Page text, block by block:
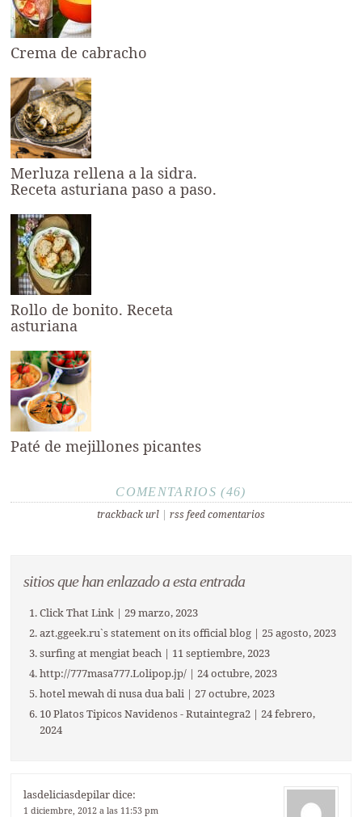
Crema de cabracho
Merluza rellena a la sidra.
Receta asturiana paso a paso.
Rollo de bonito. Receta
asturiana
Paté de mejillones picantes
COMENTARIOS (46)
trackback url| rss feed comentarios
sitios que han enlazado a esta entrada
Click That Link | 29 marzo, 2023
azt.ggeek.ru`s statement on its official blog | 25 agosto, 2023
surfing at mengiat beach | 11 septiembre, 2023
http://777masa777.Lolipop.jp/ | 24 octubre, 2023
hotel mewah di nusa dua bali | 27 octubre, 2023
10 Platos Tipicos Navidenos - Rutaintegra2 | 24 febrero,
2024
lasdeliciasdepilardice:
1 diciembre, 2012 a las 11:53 pm